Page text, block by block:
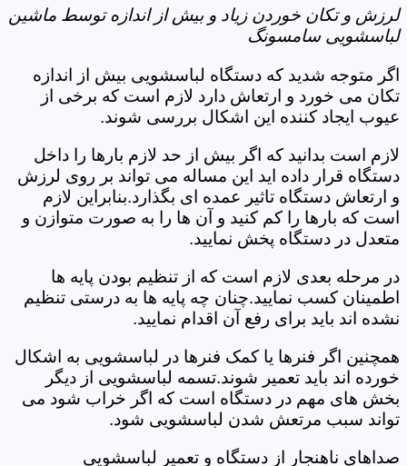
لرزش و تکان خوردن زیاد و بیش از اندازه توسط ماشین
لباسشویی سامسونگ
اگر متوجه شدید که دستگاه لباسشویی بیش از اندازه
تکان می خورد و ارتعاش دارد لازم است که برخی از
عیوب ایجاد کننده این اشکال بررسی شوند.
لازم است بدانید که اگر بیش از حد لازم بارها را داخل
دستگاه قرار داده اید این مساله می تواند بر روی لرزش
و ارتعاش دستگاه تاثیر عمده ای بگذارد.بنابراین لازم
است که بارها را کم کنید و آن ها را به صورت متوازن و
متعدل در دستگاه پخش نمایید.
در مرحله بعدی لازم است که از تنظیم بودن پایه ها
اطمینان کسب نمایید.چنان چه پایه ها به درستی تنظیم
نشده اند باید برای رفع آن اقدام نمایید.
همچنین اگر فنرها یا کمک فنرها در لباسشویی به اشکال
خورده اند باید تعمیر شوند.تسمه لباسشویی از دیگر
بخش های مهم در دستگاه است که اگر خراب شود می
تواند سبب مرتعش شدن لباسشویی شود.
صداهای ناهنجار از دستگاه و تعمیر لباسشویی